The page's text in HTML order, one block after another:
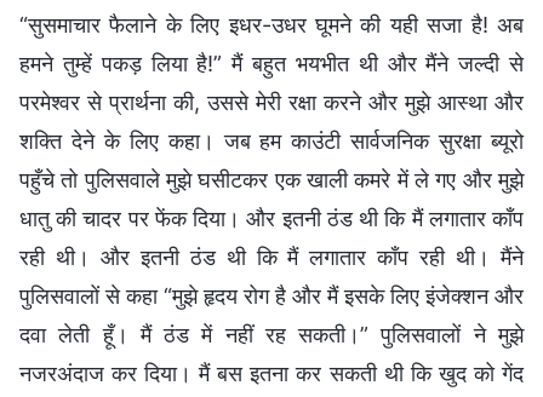
“सुसमाचार फैलाने के लिए इधर-उधर घूमने की यही सजा है! अब
हमने तुम्हें पकड़ लिया है!” मैं बहुत भयभीत थी और मैंने जल्दी से
परमेश्वर से प्रार्थना की, उससे मेरी रक्षा करने और मुझे आस्था और
शक्ति देने के लिए कहा। जब हम काउंटी सार्वजनिक सुरक्षा ब्यूरो
पहुँचे तो पुलिसवाले मुझे घसीटकर एक खाली कमरे में ले गए और मुझे
धातु की चादर पर फेंक दिया। और इतनी ठंड थी कि मैं लगातार काँप
रही थी। और इतनी ठंड थी कि मैं लगातार काँप रही थी। मैंने
पुलिसवालों से कहा “मुझे हृदय रोग है और मैं इसके लिए इंजेक्शन और
दवा लेती हूँ। मैं ठंड में नहीं रह सकती।” पुलिसवालों ने मुझे
नजरअंदाज कर दिया। मैं बस इतना कर सकती थी कि खुद को गेंद